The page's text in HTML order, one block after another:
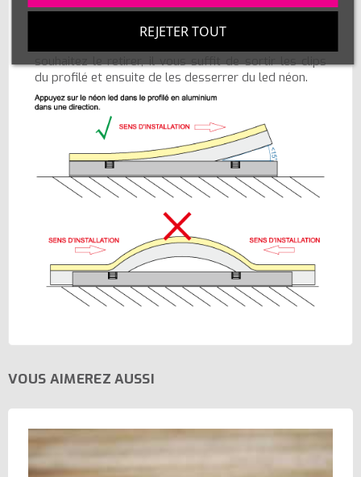
Appuyez légèrement avec les mains sur le luminaire
souhaitez le retirer, il vous suffit de sortir les clips
du profilé et ensuite de les desserrer du led néon.
VOUS AIMEREZ AUSSI
REJETER TOUT